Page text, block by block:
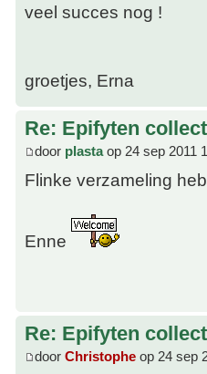
veel succes nog !
groetjes, Erna
Re: Epifyten
door plastaop 24 sep 2011
Flinke verzameling
Enne
Re: Epifyten
door Christophe op 24 sep